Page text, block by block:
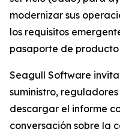
modernizar sus
los requisitos
pasaporte de
Seagull Software
suministro,
descargar el informe
conversación sobre la